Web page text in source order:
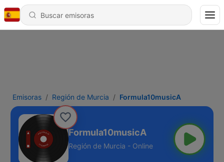
Emisoras Región de Murcia Formula10musicA
Formula10musicA
Región de Murcia - Online